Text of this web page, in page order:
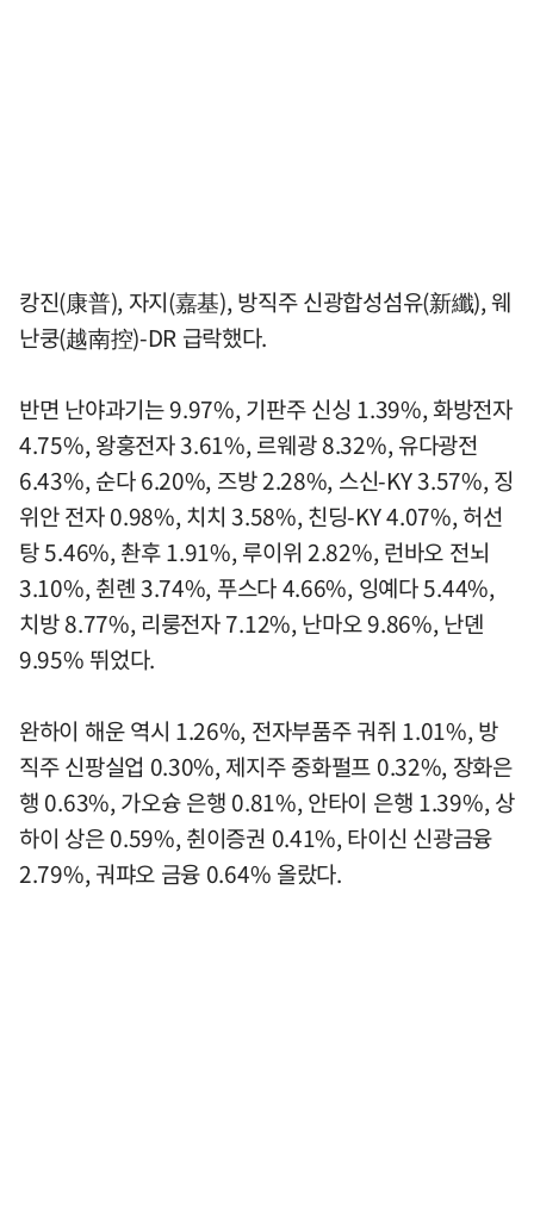
캉진(康普), 자지(嘉基), 방직주 신광합성섬유(新纖), 웨
난쿵(越南控)-DR 급락했다.
반면 난야과기는 9.97%, 기판주 신싱 1.39%, 화방전자
4.75%, 왕훙전자 3.61%, 르웨광 8.32%, 유다광전
6.43%, 순다 6.20%, 즈방 2.28%, 스신-KY 3.57%, 징
위안 전자 0.98%, 치치 3.58%, 친딩-KY 4.07%, 허선
탕 5.46%, 촨후 1.91%, 루이위 2.82%, 런바오 전뇌
3.10%, 췬롄 3.74%, 푸스다 4.66%, 잉예다 5.44%,
치방 8.77%, 리룽전자 7.12%, 난마오 9.86%, 난뎬
9.95% 뛰었다.
완하이 해운 역시 1.26%, 전자부품주 궈쥐 1.01%, 방
직주 신팡실업 0.30%, 제지주 중화펄프 0.32%, 장화은
행 0.63%, 가오슝 은행 0.81%, 안타이 은행 1.39%, 상
하이 상은 0.59%, 췬이증권 0.41%, 타이신 신광금융
2.79%, 궈퍄오 금융 0.64% 올랐다.